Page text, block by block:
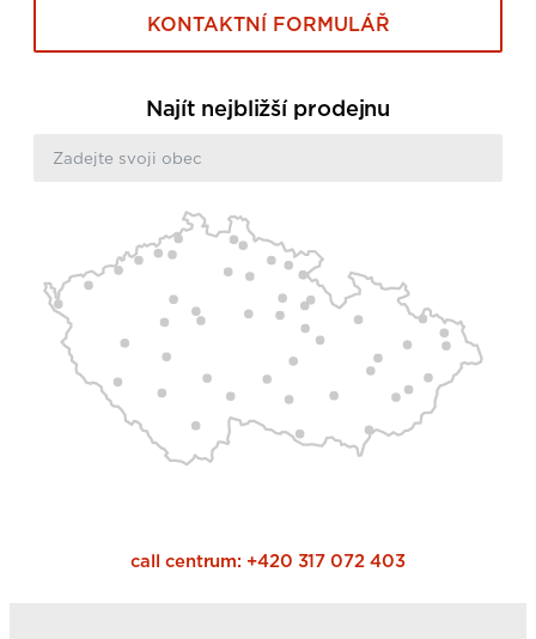
KONTAKTNÍ FORMULÁŘ
Najít nejbližší prodejnu
call centrum: +420 317 072 403